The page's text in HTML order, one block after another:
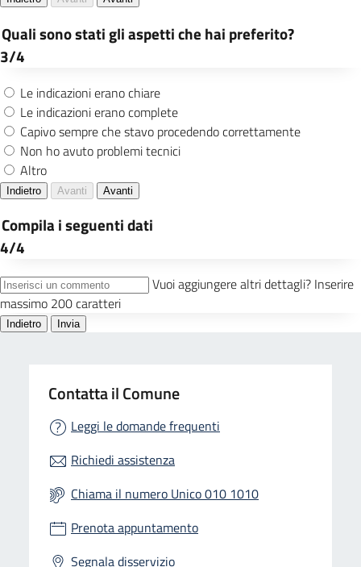
Contatta il Comune
Leggi le domande frequenti
Richiedi assistenza
Chiama il numero Unico 010 1010
Prenota appuntamento
Segnala disservizio